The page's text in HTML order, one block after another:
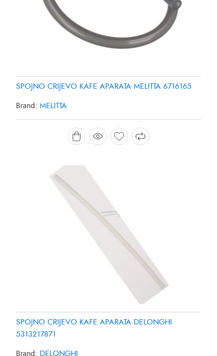
SPOJNO CRIJEVO KAFE APARATA MELITTA 6716165
Brand: MELITTA
SPOJNO CRIJEVO KAFE APARATA DELONGHI
5313217871
Brand: DELONGHI